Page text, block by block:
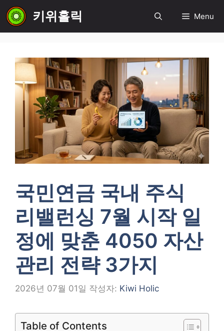
텐
츠
키위홀릭 Menu
국민연금 국내 주식
리밸런싱 7월 시작 일
정에 맞춘 4050 자산
관리 전략 3가지
2026년 07월 01일 작성자: Kiwi Holic
Table of Contents